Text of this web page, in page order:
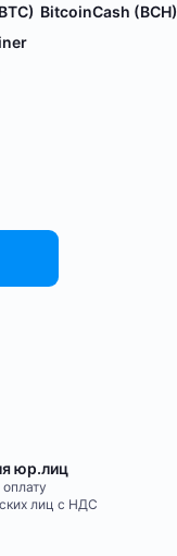
BitcoinCash (BCH)
юр.лиц
лиц с НДС